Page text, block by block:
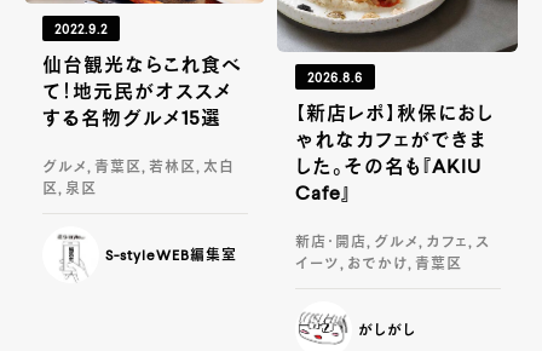
2022.9.2
仙台観光ならこれ食べ
て！地元民がオススメ
する名物グルメ15選
グルメ, 青葉区, 若林区, 太白
区, 泉区
S-styleWEB編集室
2026.8.6
【新店レポ】秋保におし
ゃれなカフェができま
した。その名も『AKIU
Cafe』
新店・開店, グルメ, カフェ, ス
イーツ, おでかけ, 青葉区
がしがし